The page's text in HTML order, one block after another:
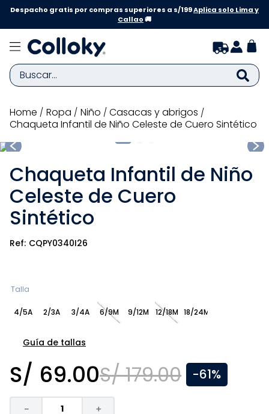
Despacho gratis por compras superiores a s/199Aplica solo Lima y
Callao🚚
Buscar...
ropa niño
casacas y abrigos
Chaqueta Infantil de Niño Celeste de Cuero Sintético
Chaqueta Infantil de Niño
Celeste de Cuero
Sintético
CQPY0340I26
Talla
4/5A 2/3A 3/4A 6/9M 9/12M 12/18M 18/24M
Guía de tallas
S/ 69.00S/ 179.00 -61%
＋
－
TÉRMINOS MÁS BUSCADOS
1.
zapatillas niña
2.
3.
medias
4.
sandalias
5.
sandalias niña
10. sandalias niño